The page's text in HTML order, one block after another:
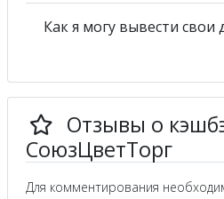
Как я могу вывести свои
Отзывы о
СоюзЦветТорг
Для комментирования